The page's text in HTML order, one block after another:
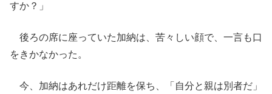
すか？」
後ろの席に座っていた加納は、苦々しい顔で、一言も口
をきかなかった。
今、加納はあれだけ距離を保ち、「自分と親は別者だ」